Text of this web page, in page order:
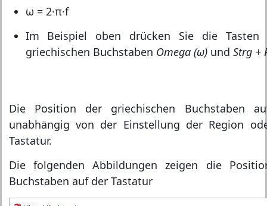
ω = 2·π·f
Im Beispiel oben drücken Sie die Tasten
griechischen Buchstaben Omega (ω)und Strg +
Die Position der griechischen Buchstaben
unabhängig von der Einstellung der Region
Tastatur.
Die folgenden Abbildungen zeigen die
Buchstaben auf der Tastatur